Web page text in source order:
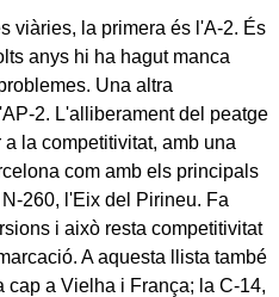
viàries, la primera és l'A-2. És
anys hi ha hagut manca
Una altra
2. L'alliberament del peatge
la competitivitat, amb una
com amb els principals
260, l'Eix del Pirineu. Fa
i això resta competitivitat
A aquesta llista també
cap a Vielha i França; la C-14,